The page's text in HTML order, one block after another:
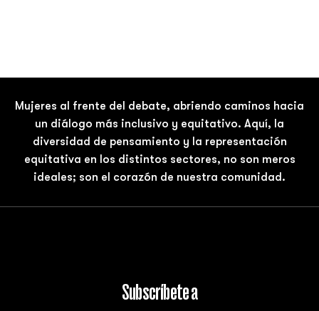
Mujeres al frente del debate, abriendo caminos hacia
un diálogo más inclusivo y equitativo. Aquí, la
diversidad de pensamiento y la representación
equitativa en los distintos sectores, no son meros
ideales; son el corazón de nuestra comunidad.
Subscríbete a